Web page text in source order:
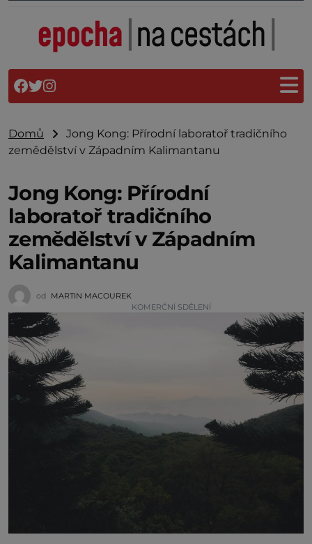
Domů
Jong Kong: Přírodní laboratoř tradičního
zemědělství v Západním Kalimantanu
Jong Kong: Přírodní
laboratoř tradičního
zemědělství v Západním
Kalimantanu
od MARTIN MACOUREK
KOMERČNÍ SDĚLENÍ